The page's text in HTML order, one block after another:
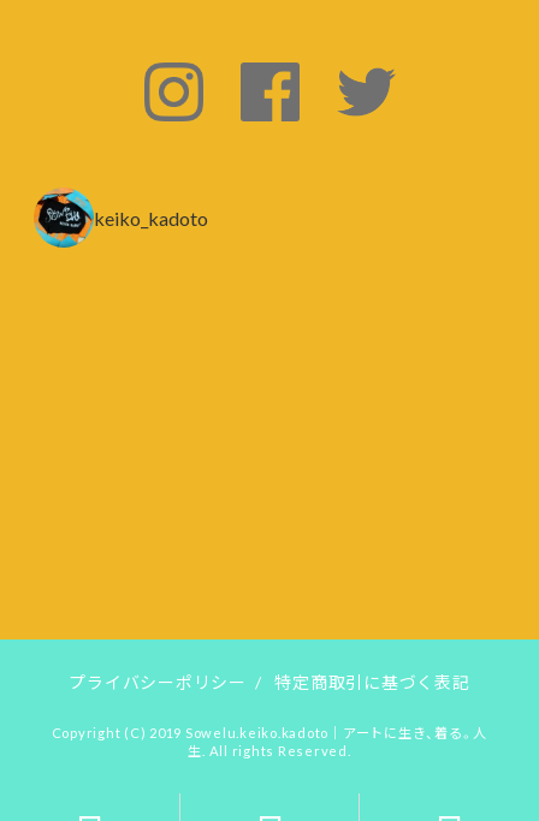
keiko_kadoto
プライバシーポリシー / 特定商取引に基づく表記
Copyright (C) 2019 Sowelu.keiko.kadoto｜アートに生き、着る。人
生. All rights Reserved.